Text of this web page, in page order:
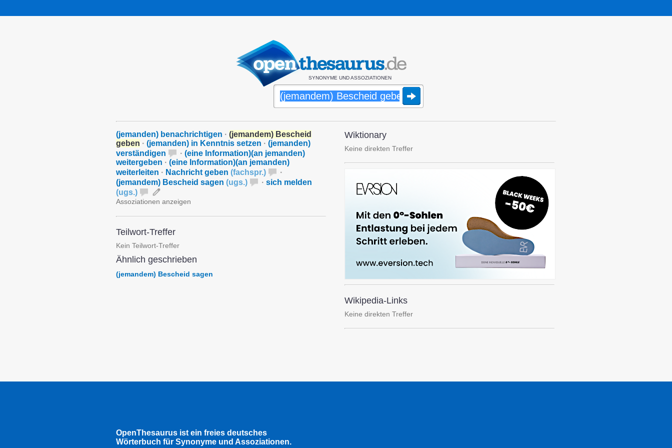
SYNONYME UND ASSOZIATIONEN
(jemanden) benachrichtigen · (jemandem) Bescheid
geben · (jemanden) in Kenntnis setzen · (jemanden)
verständigen
· (eine Information)(an jemanden)
weitergeben · (eine Information)(an jemanden)
weiterleiten · Nachricht geben (fachspr.)
·
(jemandem) Bescheid sagen (ugs.) · sich melden
(ugs.)
Assoziationen anzeigen
Teilwort-Treffer
Kein Teilwort-Treffer
Ähnlich geschrieben
(jemandem) Bescheid sagen
Wiktionary
Keine direkten Treffer
Wikipedia-Links
Keine direkten Treffer
OpenThesaurus ist ein freies deutsches
Wörterbuch für Synonyme und Assoziationen.